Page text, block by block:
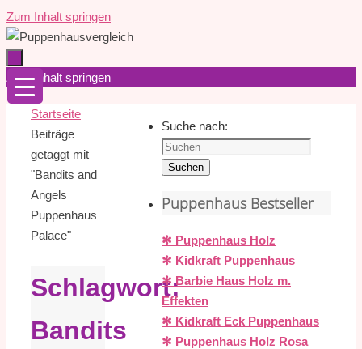
Zum Inhalt springen
Zum Inhalt springen
Startseite
Beiträge
getaggt mit
"Bandits and
Angels
Puppenhaus
Palace"
Schlagwort:
Bandits
Suche nach:
Suchen
Puppenhaus Bestseller
✻ Puppenhaus Holz
✻ Kidkraft Puppenhaus
✻ Barbie Haus Holz m.
Effekten
✻ Kidkraft Eck Puppenhaus
✻ Puppenhaus Holz Rosa